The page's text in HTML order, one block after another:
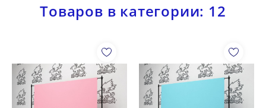
Товаров в категории: 12